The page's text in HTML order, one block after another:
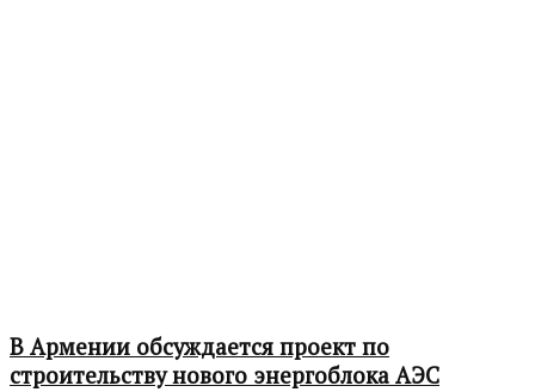
В Армении обсуждается проект по
строительству нового энергоблока АЭС